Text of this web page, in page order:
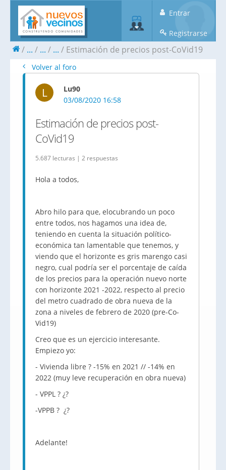
Entrar
Registrarse
... ... ... Estimación de precios post-CoVid19
Volver al foro
L
Lu90
03/08/2020 16:58
Estimación de precios post-
CoVid19
5.687 lecturas | 2 respuestas
Hola a todos,
Abro hilo para que, elocubrando un poco
entre todos, nos hagamos una idea de,
teniendo en cuenta la situación político-
económica tan lamentable que tenemos, y
viendo que el horizonte es gris marengo casi
negro, cual podría ser el porcentaje de caída
de los precios para la operación nuevo norte
con horizonte 2021 -2022, respecto al precio
del metro cuadrado de obra nueva de la
zona a niveles de febrero de 2020 (pre-Co-
Vid19)
Creo que es un ejercicio interesante.
Empiezo yo:
- Vivienda libre ? -15% en 2021 // -14% en
2022 (muy leve recuperación en obra nueva)
- VPPL ? ¿?
-VPPB ? ¿?
Adelante!